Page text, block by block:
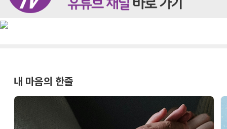
내 마음의 한줄